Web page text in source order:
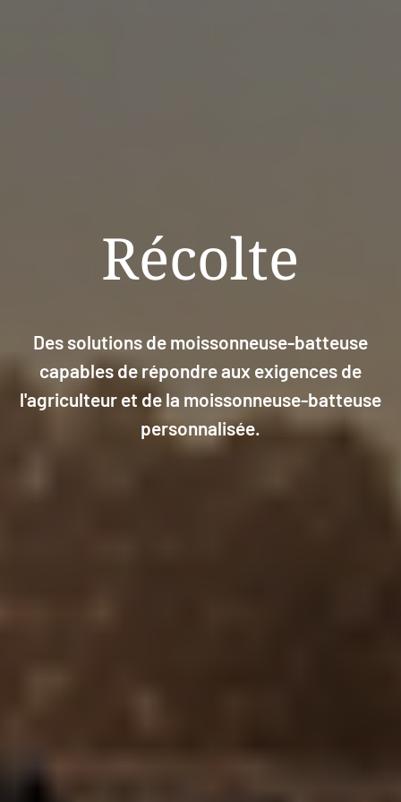
Récolte
Des solutions de moissonneuse-batteuse
capables de répondre aux exigences de
l'agriculteur et de la moissonneuse-batteuse
personnalisée.